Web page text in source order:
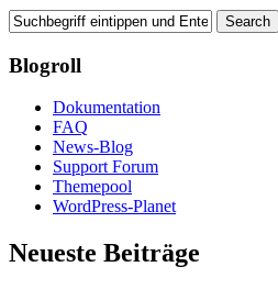
Blogroll
Dokumentation
FAQ
News-Blog
Support Forum
Themepool
WordPress-Planet
Neueste Beiträge